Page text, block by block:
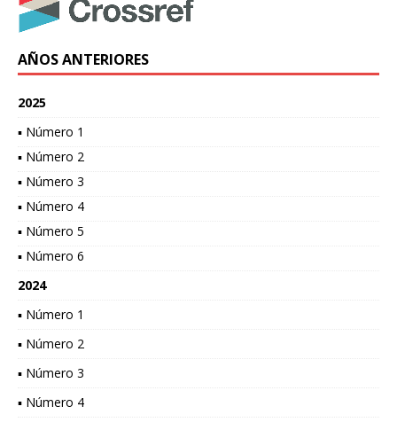
AÑOS ANTERIORES
2025
▪ Número 1
▪ Número 2
▪ Número 3
▪ Número 4
▪ Número 5
▪ Número 6
2024
▪ Número 1
▪ Número 2
▪ Número 3
▪ Número 4